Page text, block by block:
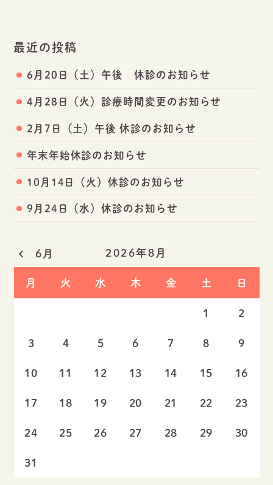
最近の投稿
6月20日（土）午後 休診のお知らせ
4月28日（火）診療時間変更のお知らせ
2月7日（土）午後 休診のお知らせ
年末年始休診のお知らせ
10月14日（火）休診のお知らせ
9月24日（水）休診のお知らせ
2026年8月
月 火 水 木 金 土 日
6月
1 2
3 4 5 6 7 8 9
10 11 12 13 14 15 16
17 18 19 20 21 22 23
24 25 26 27 28 29 30
31